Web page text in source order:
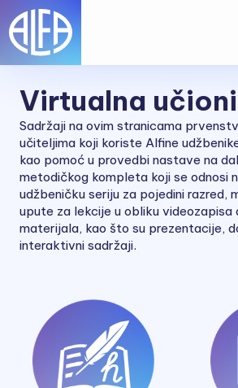
Virtualna
Sadržaji na ovim stranicama
učiteljima koji koriste Alfine
kao pomoć u provedbi nastave na
metodičkog kompleta koji se odnosi
udžbeničku seriju za pojedini razred,
upute za lekcije u obliku
materijala, kao što su prezentacije,
interaktivni sadržaji.